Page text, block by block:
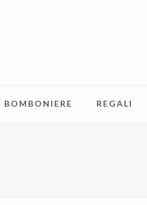
BOMBONIERE REGALI